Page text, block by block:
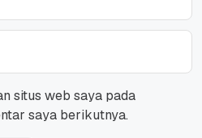
situs web saya pada
saya berikutnya.